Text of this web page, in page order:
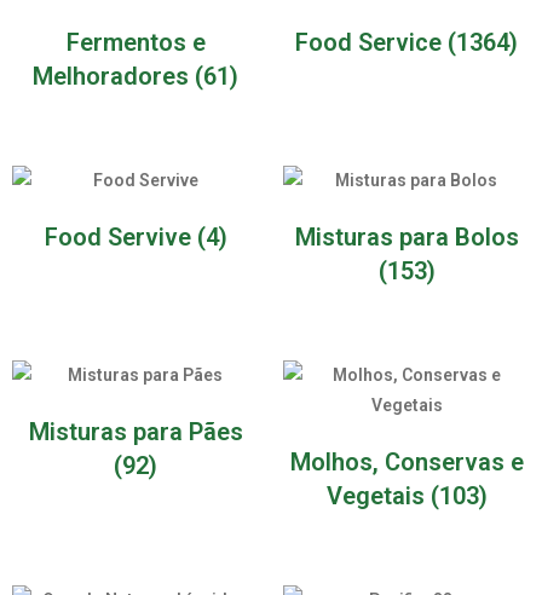
Fermentos e
Melhoradores (61)
Food Service (1364)
Food Servive (4)
Misturas para Bolos
(153)
Misturas para Pães
(92)
Molhos, Conservas e
Vegetais (103)